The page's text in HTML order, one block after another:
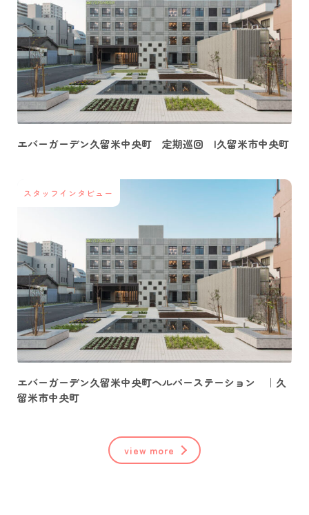
エバーガーデン久留米中央町 定期巡回 |久留米市中央町
スタッフインタビュー
エバーガーデン久留米中央町ヘルパーステーション ｜久
留米市中央町
view more